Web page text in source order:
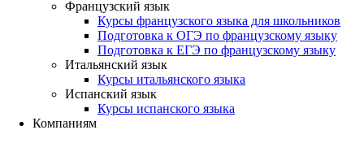
Французский язык
Курсы французского языка для школьников
Подготовка к ОГЭ по французскому языку
Подготовка к ЕГЭ по французскому языку
Итальянский язык
Курсы итальянского языка
Испанский язык
Курсы испанского языка
Компаниям